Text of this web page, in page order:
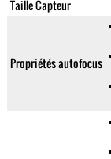
Taille Capteur
Propriétés autofocus